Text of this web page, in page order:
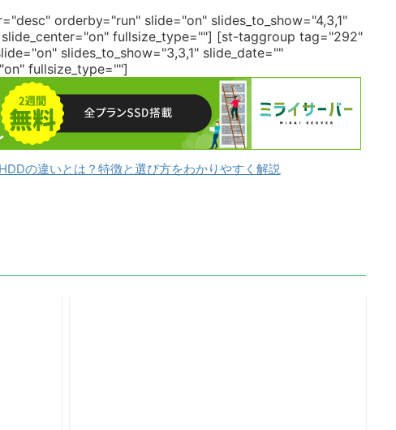
orderby="run" slide="on" slides_to_show="4,3,1"
fullsize_type=""] [st-taggroup tag="292"
slides_to_show="3,3,1" slide_date=""
fullsize_type=""]
の違いとは？特徴と選び方をわかりやすく解説